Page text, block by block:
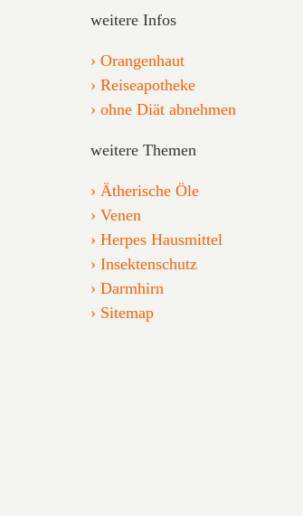
weitere Infos
Orangenhaut
Reiseapotheke
ohne Diät abnehmen
weitere Themen
Ätherische Öle
Venen
Herpes Hausmittel
Insektenschutz
Darmhirn
Sitemap